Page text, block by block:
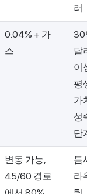
러
0.04% + 가
스
30
달
이
평
가
성
단
변동 가능,
45/60 경로
틈
라